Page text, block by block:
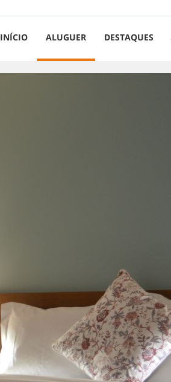
INÍCIO ALUGUER DESTAQUES